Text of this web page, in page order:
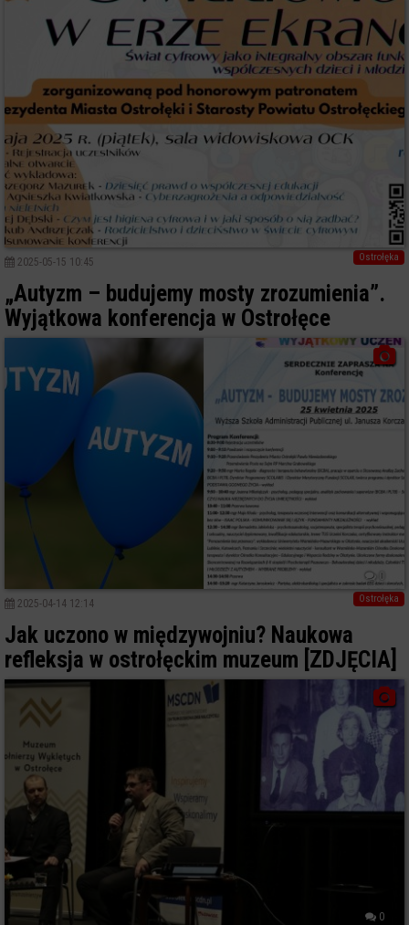
Ostrołęka
2025-05-15 10:45
„Autyzm – budujemy mosty zrozumienia”.
Wyjątkowa konferencja w Ostrołęce
0
Ostrołęka
2025-04-14 12:14
Jak uczono w międzywojniu? Naukowa
refleksja w ostrołęckim muzeum [ZDJĘCIA]
0